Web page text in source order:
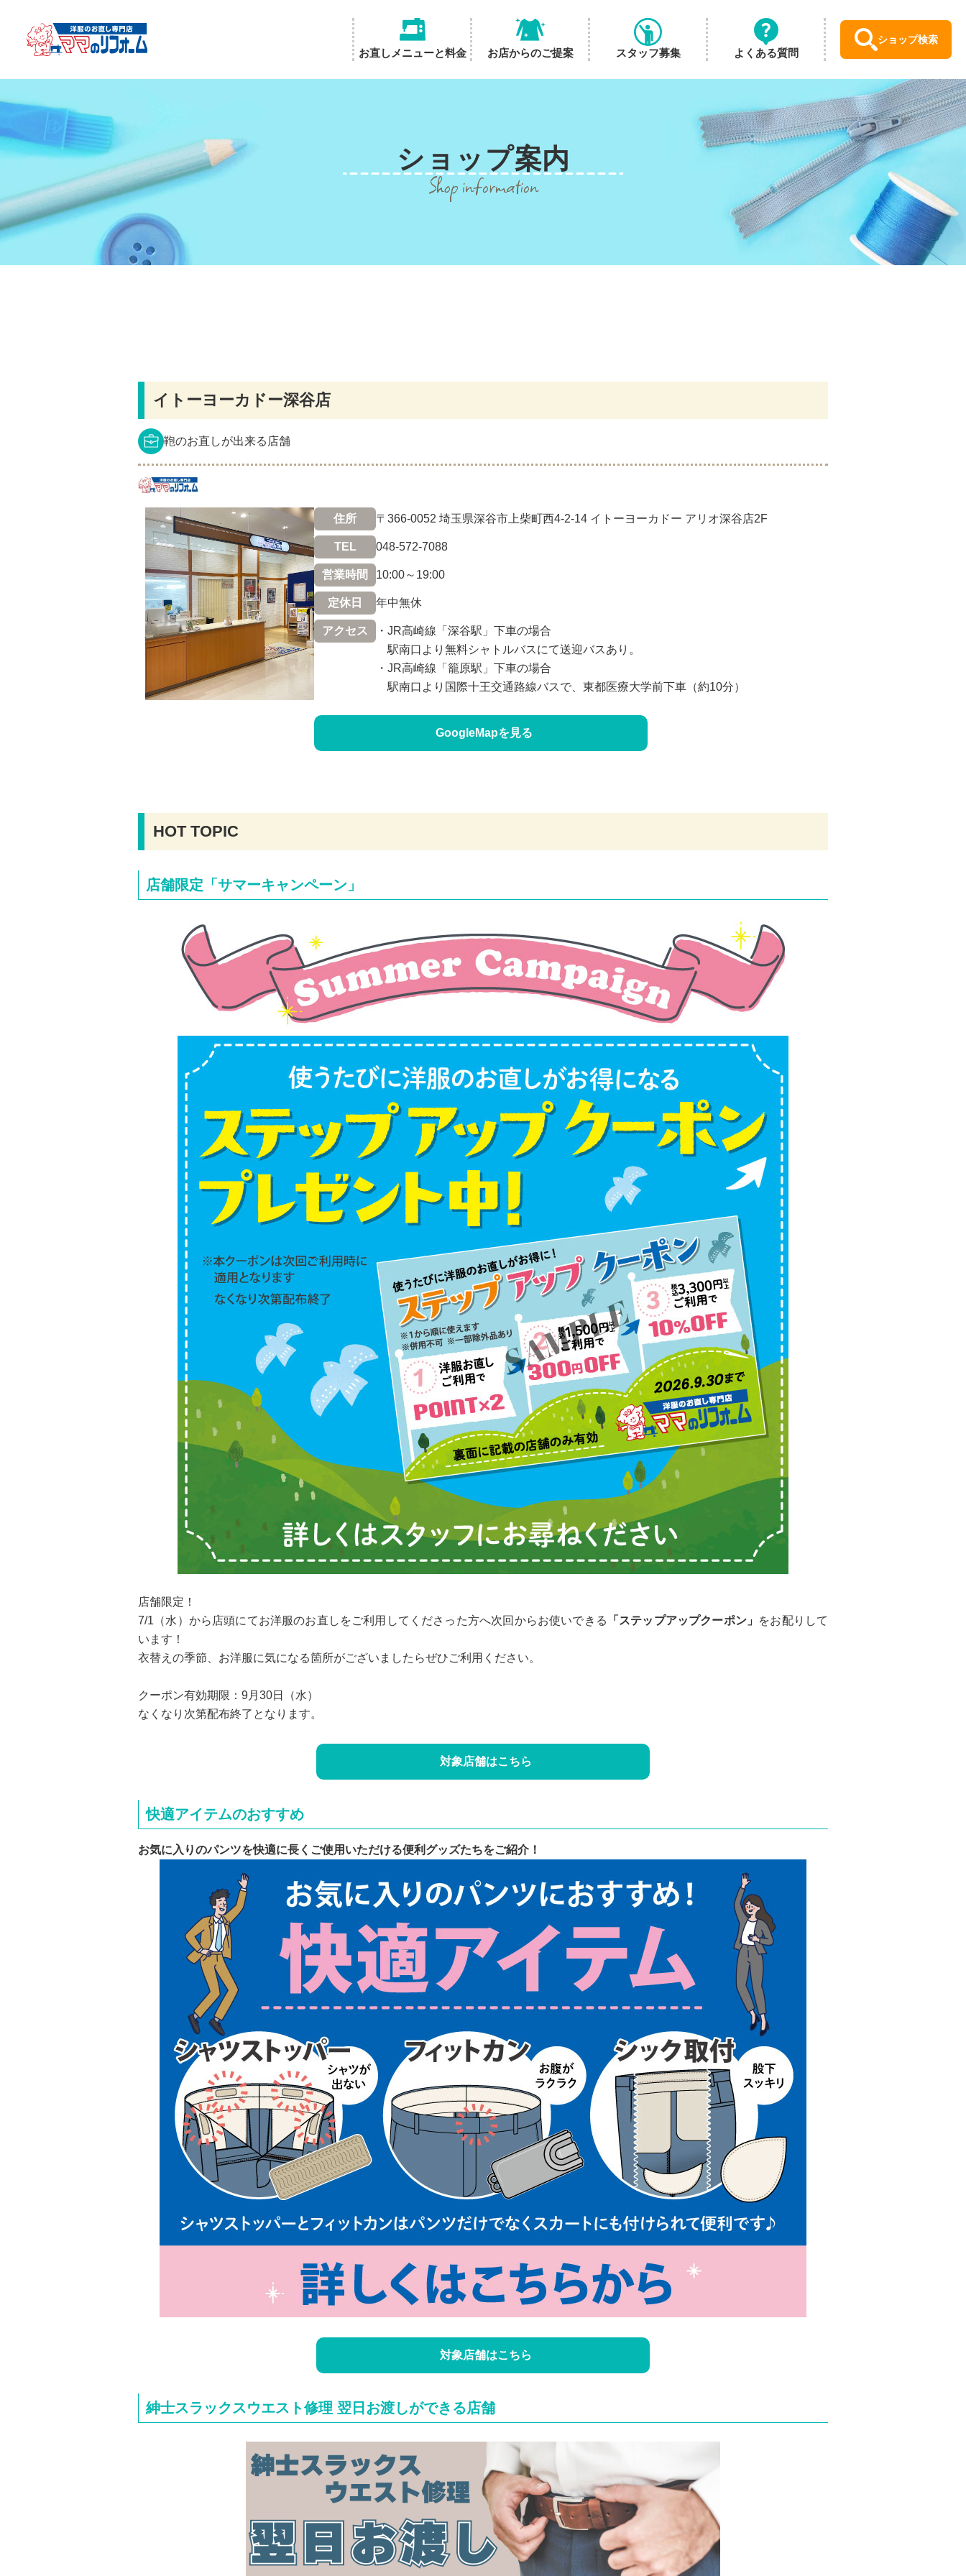
お直しメニューと料金 お店からのご提案 スタッフ募集 よくある質問
ショップ検索
ショップ案内
Shop information
イトーヨーカドー深谷店
鞄のお直しが出来る店舗
住所 〒366-0052 埼玉県深谷市上柴町西4-2-14 イトーヨーカドー アリオ深谷店2F
TEL 048-572-7088
営業時間 10:00～19:00
定休日 年中無休
アクセス
・JR高崎線「深谷駅」下車の場合
駅南口より無料シャトルバスにて送迎バスあり。
・JR高崎線「籠原駅」下車の場合
駅南口より国際十王交通路線バスで、東都医療大学前下車（約10分）
GoogleMapを見る
HOT TOPIC
店舗限定「サマーキャンペーン」
店舗限定！
7/1（水）から店頭にてお洋服のお直しをご利用してくださった方へ次回からお使いできる
「ステップアップクーポン」
をお配りして
います！
衣替えの季節、お洋服に気になる箇所がございましたらぜひご利用ください。
クーポン有効期限：9月30日（水）
なくなり次第配布終了となります。
対象店舗はこちら
快適アイテムのおすすめ
お気に入りのパンツを快適に長くご使用いただける便利グッズたちをご紹介！
対象店舗はこちら
紳士スラックスウエスト修理 翌日お渡しができる店舗